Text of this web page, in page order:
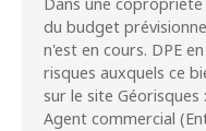
Dans une
du budget
n'est en cours. DPE
risques auxquels ce
sur le site Géorisques
Agent commercial